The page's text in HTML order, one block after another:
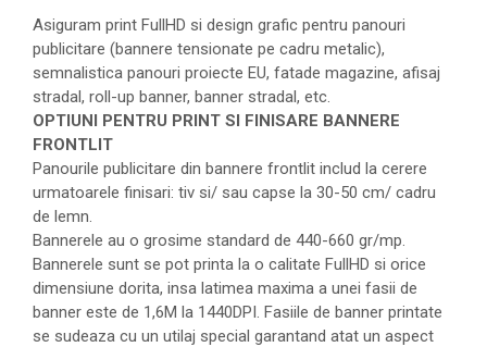
Asiguram print FullHD si design grafic pentru panouri
publicitare (bannere tensionate pe cadru metalic),
semnalistica panouri proiecte EU, fatade magazine, afisaj
stradal, roll-up banner, banner stradal, etc.
OPTIUNI PENTRU PRINT SI FINISARE BANNERE
FRONTLIT
Panourile publicitare din bannere frontlit includ la cerere
urmatoarele finisari: tiv si/ sau capse la 30-50 cm/ cadru
de lemn.
Bannerele au o grosime standard de 440-660 gr/mp.
Bannerele sunt se pot printa la o calitate FullHD si orice
dimensiune dorita, insa latimea maxima a unei fasii de
banner este de 1,6M la 1440DPI. Fasiile de banner printate
se sudeaza cu un utilaj special garantand atat un aspect